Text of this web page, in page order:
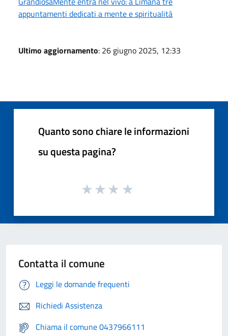
appuntamenti dedicati a mente e spiritualità
Ultimo aggiornamento: 26 giugno 2025, 12:33
Quanto sono chiare le informazioni
su questa pagina?
Contatta il comune
Leggi le domande frequenti
Richiedi Assistenza
Chiama il comune 0437966111